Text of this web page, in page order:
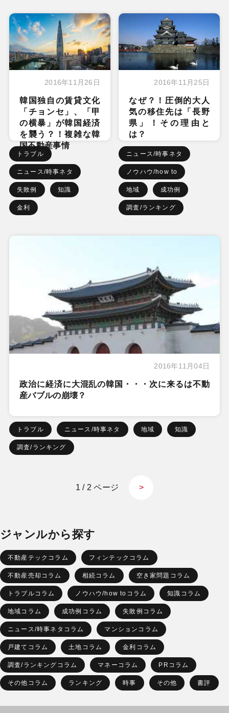
2016年11月26日
韓国独自の賃貸文化
「チョンセ」、「甲
の横暴」が韓国経済
を襲う？！複雑な韓
国不動産事情
トラブル
ニュース/時事ネタ
失敗例 知識
金利
2016年11月25日
なぜ？！圧倒的大人
気の移住先は「長野
県」！その理由と
は？
ニュース/時事ネタ
ノウハウ/how to
地域 成功例
調査/ランキング
2016年11月04日
政治に経済に大混乱の韓国・・・次に来るは不動
産バブルの崩壊？
トラブル ニュース/時事ネタ 地域 知識
調査/ランキング
1 / 2 ページ >
ジャンルから探す
不動産テックコラム フィンテックコラム
不動産売却コラム 相続コラム 空き家問題コラム
トラブルコラム ノウハウ/how toコラム 知識コラム
地域コラム 成功例コラム 失敗例コラム
ニュース/時事ネタコラム マンションコラム
戸建てコラム 土地コラム 金利コラム
調査/ランキングコラム マネーコラム PRコラム
その他コラム ランキング 時事 その他 書評